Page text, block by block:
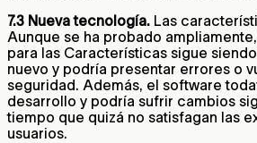
7.3 Nueva tecnología. Las
Aunque se ha probado
para las Características sigue
nuevo y podría presentar errores o
seguridad. Además, el software
desarrollo y podría sufrir cambios
tiempo que quizá no satisfagan las
usuarios.